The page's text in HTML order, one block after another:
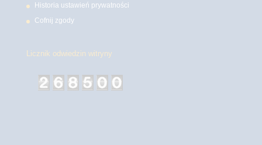
Historia ustawień prywatności
Cofnij zgody
Licznik odwiedzin witryny